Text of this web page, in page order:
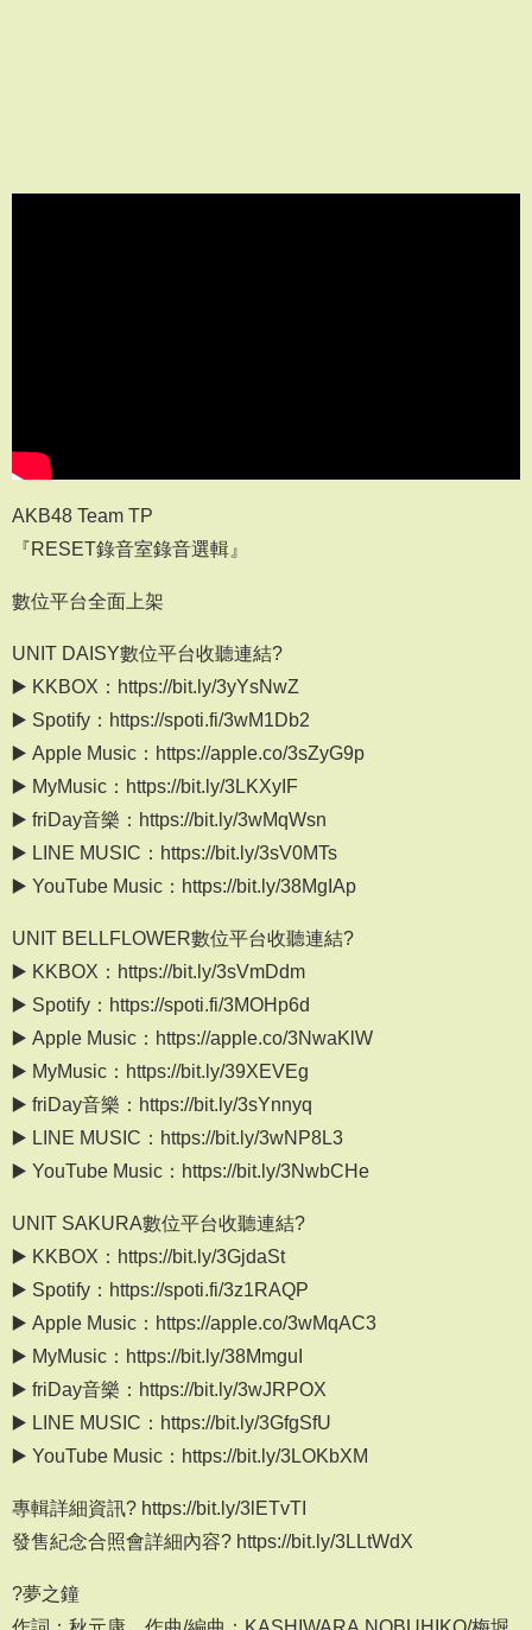
AKB48 Team TP
『RESET錄音室錄音選輯』
數位平台全面上架
UNIT DAISY數位平台收聽連結?
▶️ KKBOX：https://bit.ly/3yYsNwZ
▶️ Spotify：https://spoti.fi/3wM1Db2
▶️ Apple Music：https://apple.co/3sZyG9p
▶️ MyMusic：https://bit.ly/3LKXyIF
▶️ friDay音樂：https://bit.ly/3wMqWsn
▶️ LINE MUSIC：https://bit.ly/3sV0MTs
▶️ YouTube Music：https://bit.ly/38MgIAp
UNIT BELLFLOWER數位平台收聽連結?
▶️ KKBOX：https://bit.ly/3sVmDdm
▶️ Spotify：https://spoti.fi/3MOHp6d
▶️ Apple Music：https://apple.co/3NwaKlW
▶️ MyMusic：https://bit.ly/39XEVEg
▶️ friDay音樂：https://bit.ly/3sYnnyq
▶️ LINE MUSIC：https://bit.ly/3wNP8L3
▶️ YouTube Music：https://bit.ly/3NwbCHe
UNIT SAKURA數位平台收聽連結?
▶️ KKBOX：https://bit.ly/3GjdaSt
▶️ Spotify：https://spoti.fi/3z1RAQP
▶️ Apple Music：https://apple.co/3wMqAC3
▶️ MyMusic：https://bit.ly/38MmguI
▶️ friDay音樂：https://bit.ly/3wJRPOX
▶️ LINE MUSIC：https://bit.ly/3GfgSfU
▶️ YouTube Music：https://bit.ly/3LOKbXM
專輯詳細資訊? https://bit.ly/3lETvTI
發售紀念合照會詳細內容? https://bit.ly/3LLtWdX
?夢之鐘